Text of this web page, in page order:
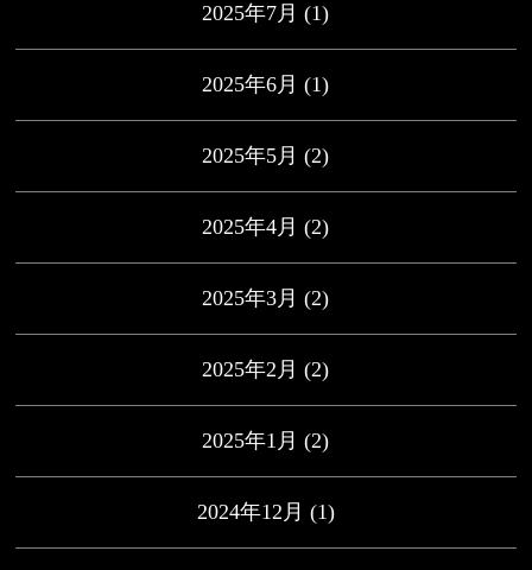
2025年7月 (1)
2025年6月 (1)
2025年5月 (2)
2025年4月 (2)
2025年3月 (2)
2025年2月 (2)
2025年1月 (2)
2024年12月 (1)